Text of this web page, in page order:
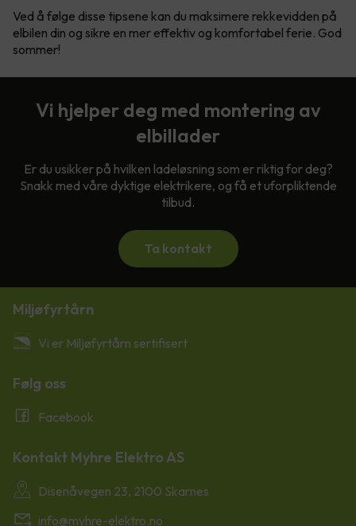
Ved å følge disse tipsene kan du maksimere rekkevidden på
elbilen din og sikre en mer effektiv og komfortabel ferie. God
sommer!
Vi hjelper deg med montering av
elbillader
Er du usikker på hvilken ladeløsning som er riktig for deg?
Snakk med våre dyktige elektrikere, og få et uforpliktende
tilbud.
Ta kontakt
Miljøfyrtårn
Vi er Miljøfyrtårn sertifisert
Følg oss
Facebook
Kontakt Myhre Elektro AS
Disenåvegen 23, 2100 Skarnes
info@myhre-elektro.no